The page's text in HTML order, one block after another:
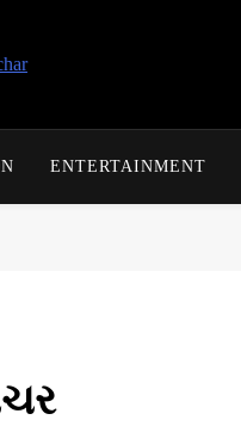
ENTERTAINMENT